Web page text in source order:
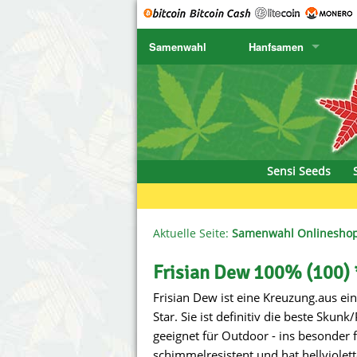
Samenwahl Hanfsamen
SENSI SEEDS
SENSI SEEDS RESEARCH
NIRVANA
SERIOUS SEEDS
SPLIFF SEEDS
Ace Seeds
Anaconda Seeds
CBD
Chronic
Dr.
Dutch
Empire
Exotic
Sensi Seeds
Aktuelle Seite: Samenwahl
Frisian Dew 100%
Frisian Dew ist eine Kreuzung.aus
Star. Sie ist definitiv die beste
geeignet für Outdoor - ins besonder